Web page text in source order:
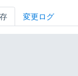
変更ログ